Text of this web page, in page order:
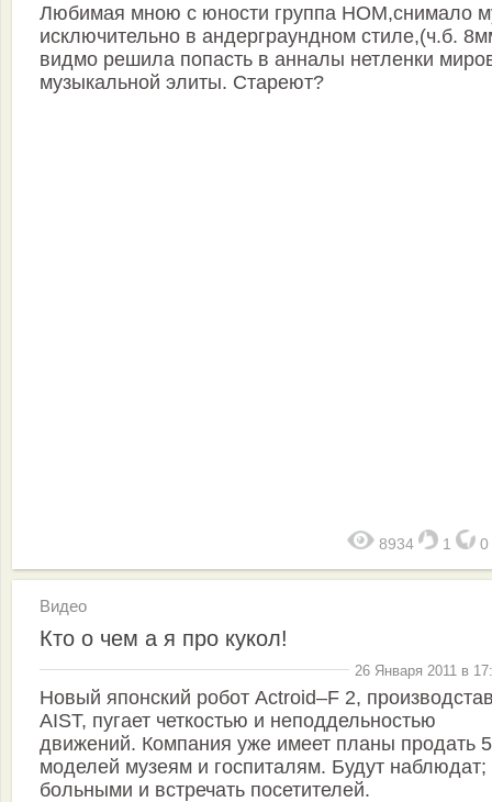
Любимая мною с юности группа НОМ,снимало
исключительно в андерграундном стиле,(ч.б.
видмо решила попасть в анналы нетленки
музыкальной элиты. Стареют?
8934 1 0
Видео
Кто о чем а я про кукол!
26 Января 2011 в
Новый японский робот Actroid–F 2,
AIST, пугает четкостью и неподдельностью
движений. Компания уже имеет планы продать
моделей музеям и госпиталям. Будут наблюдат;
больными и встречать посетителей.